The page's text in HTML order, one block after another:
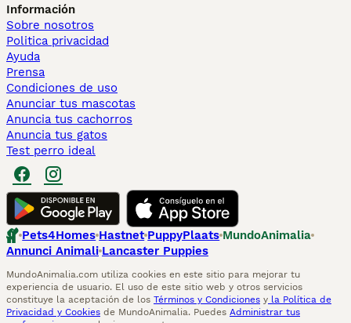
Información
Sobre nosotros
Politica privacidad
Ayuda
Prensa
Condiciones de uso
Anunciar tus mascotas
Anuncia tus cachorros
Anuncia tus gatos
Test perro ideal
Pets4Homes Hastnet PuppyPlaats MundoAnimalia
Annunci Animali Lancaster Puppies
MundoAnimalia.com utiliza cookies en este sitio para mejorar tu
experiencia de usuario. El uso de este sitio web y otros servicios
constituye la aceptación de los Términos y Condiciones y la Política de
Privacidad y Cookies de MundoAnimalia. Puedes Administrar tus